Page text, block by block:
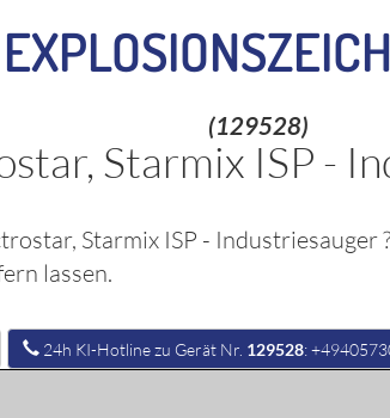
(129528)
Starmix ISP -
Starmix ISP - Industriesauger
lassen.
24h KI-Hotline zu Gerät Nr. 129528: